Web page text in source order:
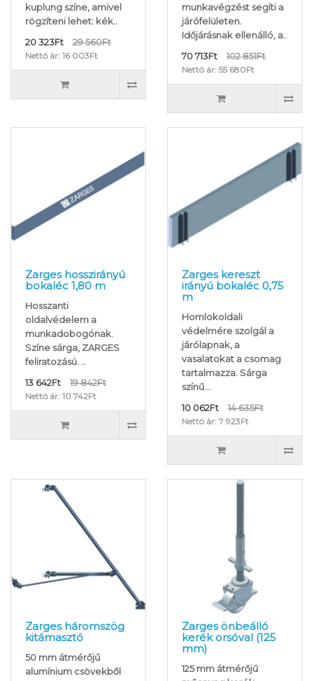
kuplung színe, amivel
rögzíteni lehet: kék..
20 323Ft
29 560Ft
Nettó ár: 16 003Ft
munkavégzést segíti a
járófelületen.
Időjárásnak ellenálló, a..
70 713Ft
102 851Ft
Nettó ár: 55 680Ft
Zarges hosszirányú
bokaléc 1,80 m
Hosszanti
oldalvédelem a
munkadobogónak.
Színe sárga, ZARGES
feliratozású. ..
13 642Ft
19 842Ft
Nettó ár: 10 742Ft
Zarges kereszt
irányú bokaléc 0,75
m
Homlokoldali
védelmére szolgál a
járólapnak, a
vasalatokat a csomag
tartalmazza. Sárga
színű...
10 062Ft
14 635Ft
Nettó ár: 7 923Ft
Zarges háromszög
kitámasztó
50 mm átmérőjű
alumínium csövekből
Zarges önbeálló
kerék orsóval (125
mm)
125 mm átmérőjű